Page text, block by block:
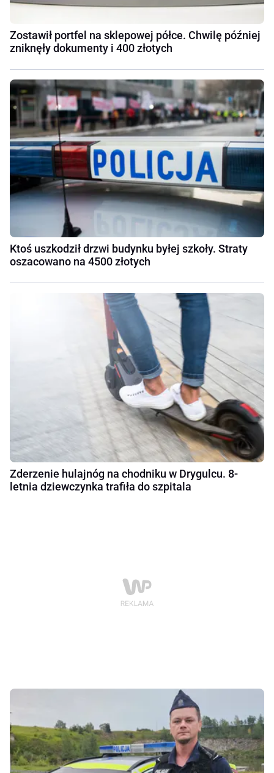
Zostawił portfel na sklepowej półce. Chwilę później
zniknęły dokumenty i 400 złotych
Ktoś uszkodził drzwi budynku byłej szkoły. Straty
oszacowano na 4500 złotych
Zderzenie hulajnóg na chodniku w Drygulcu. 8-
letnia dziewczynka trafiła do szpitala